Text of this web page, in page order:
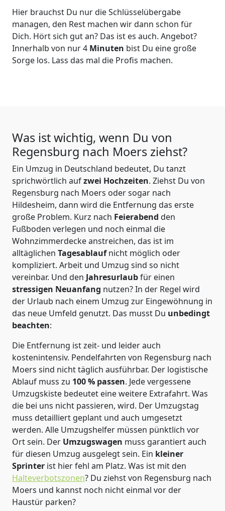
Hier brauchst Du nur die Schlüsselübergabe
managen, den Rest machen wir dann schon für
Dich. Hört sich gut an? Das ist es auch. Angebot?
Innerhalb von nur 4 Minuten bist Du eine große
Sorge los. Lass das mal die Profis machen.
Was ist wichtig, wenn Du von
Regensburg nach Moers ziehst?
Ein Umzug in Deutschland bedeutet, Du tanzt
sprichwörtlich aufzwei Hochzeiten. Ziehst Du von
Regensburg nach Moers oder sogar nach
Hildesheim, dann wird die Entfernung das erste
große Problem. Kurz nach Feierabend den
Fußboden verlegen und noch einmal die
Wohnzimmerdecke anstreichen, das ist im
alltäglichen Tagesablaufnicht möglich oder
kompliziert. Arbeit und Umzug sind so nicht
vereinbar. Und den Jahresurlaubfür einen
stressigen Neuanfang nutzen? In der Regel wird
der Urlaub nach einem Umzug zur Eingewöhnung in
das neue Umfeld genutzt. Das musst Du unbedingt
beachten:
Die Entfernung ist zeit- und leider auch
kostenintensiv. Pendelfahrten von Regensburg nach
Moers sind nicht täglich ausführbar. Der logistische
Ablauf muss zu 100 % passen. Jede vergessene
Umzugskiste bedeutet eine weitere Extrafahrt. Was
die bei uns nicht passieren, wird. Der Umzugstag
muss detailliert geplant und auch umgesetzt
werden. Alle Umzugshelfer müssen pünktlich vor
Ort sein. Der Umzugswagen muss garantiert auch
für diesen Umzug ausgelegt sein. Ein kleiner
Sprinter ist hier fehl am Platz. Was ist mit den
Halteverbotszonen? Du ziehst von Regensburg nach
Moers und kannst noch nicht einmal vor der
Haustür parken?